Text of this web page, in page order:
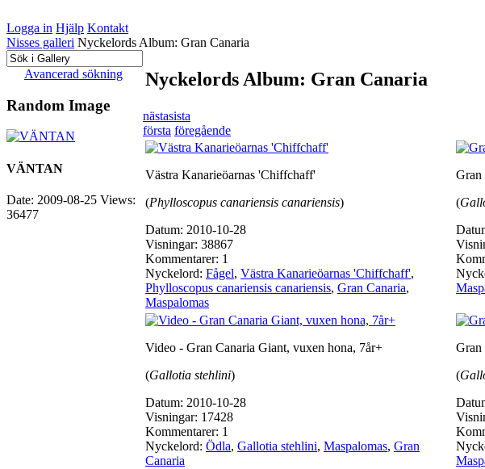
Logga in Hjälp Kontakt
Nisses galleri Nyckelords Album: Gran Canaria
Avancerad sökning
Random Image
VÄNTAN
Date: 2009-08-25 Views:
36477
Nyckelords Album: Gran Canaria
nästasista
första föregående
Västra Kanarieöarnas 'Chiffchaff'
(Phylloscopus canariensis canariensis)
Datum: 2010-10-28
Visningar: 38867
Kommentarer: 1
Nyckelord: Fågel, Västra Kanarieöarnas 'Chiffchaff',
Phylloscopus canariensis canariensis, Gran Canaria,
Maspalomas
Gran
(
Video - Gran Canaria Giant, vuxen hona, 7år+
(Gallotia stehlini)
Datum: 2010-10-28
Visningar: 17428
Kommentarer: 1
Nyckelord: Ödla, Gallotia stehlini, Maspalomas, Gran
Canaria
Gran
(